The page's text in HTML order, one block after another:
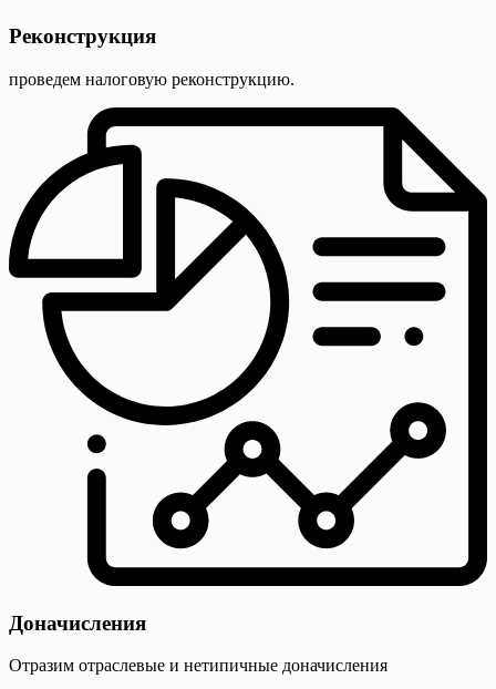
Реконструкция
проведем налоговую реконструкцию.
Доначисления
Отразим отраслевые и нетипичные доначисления